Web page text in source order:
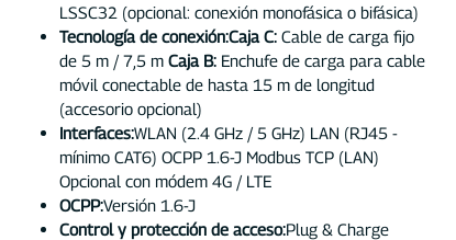
LSSC32 (opcional: conexión monofásica o bifásica)
Tecnología de conexión:Caja C: Cable de carga fijo
de 5 m / 7,5 m Caja B: Enchufe de carga para cable
móvil conectable de hasta 15 m de longitud
(accesorio opcional)
Interfaces:WLAN (2.4 GHz / 5 GHz) LAN (RJ45 -
mínimo CAT6) OCPP 1.6-J Modbus TCP (LAN)
Opcional con módem 4G / LTE
OCPP:Versión 1.6-J
Control y protección de acceso:Plug & Charge